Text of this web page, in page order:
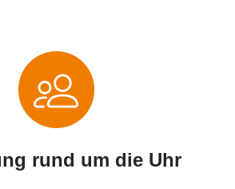
rund um die Uhr